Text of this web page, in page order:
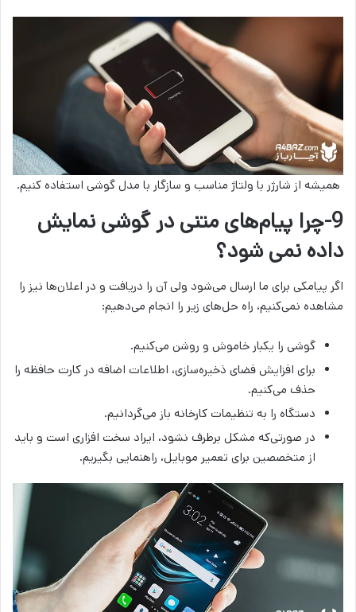
همیشه از شارژر با ولتاژ مناسب و سازگار با مدل گوشی استفاده کنیم.
9-چرا پیام‌های متنی در گوشی نمایش
داده نمی شود؟
اگر پیامکی برای ما ارسال می‌شود ولی آن‌ را دریافت و در اعلان‌ها نیز را
مشاهده نمی‌کنیم، راه حل‌های زیر را انجام می‌دهیم:
گوشی را یکبار خاموش و روشن می‌کنیم.
برای افزایش فضای ذخیره‌سازی، اطلاعات اضافه در کارت حافظه را
حذف می‌کنیم.
دستگاه را به تنظیمات کارخانه باز می‌گردانیم.
در صورتی‌که مشکل برطرف نشود، ایراد سخت افزاری است و باید
از متخصصین برای تعمیر موبایل، راهنمایی بگیریم.